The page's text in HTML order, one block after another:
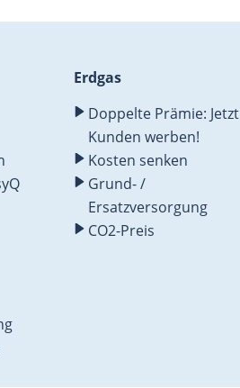
Erdgas
Doppelte Prämie: Jetzt
Kunden werben!
Kosten senken
Grund- /
Ersatzversorgung
CO2-Preis